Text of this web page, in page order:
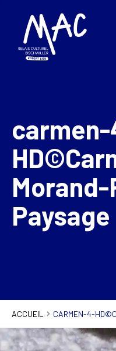
Paysage
ACCUEIL CARMEN-4-